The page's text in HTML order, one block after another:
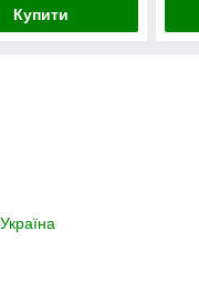
Купити